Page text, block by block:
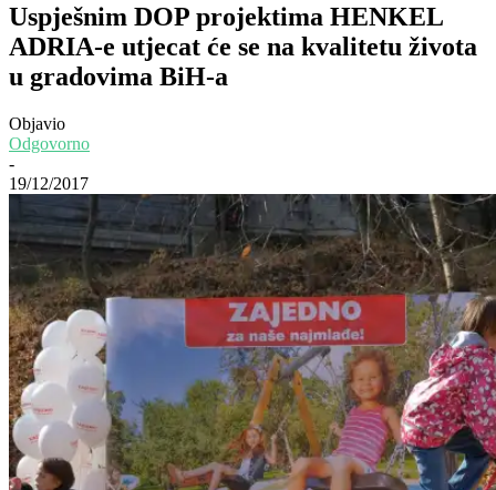
Uspješnim DOP projektima HENKEL
ADRIA-e utjecat će se na kvalitetu života
u gradovima BiH-a
Objavio
Odgovorno
-
19/12/2017